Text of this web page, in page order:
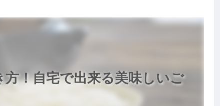
方！自宅で出来る美味しいご